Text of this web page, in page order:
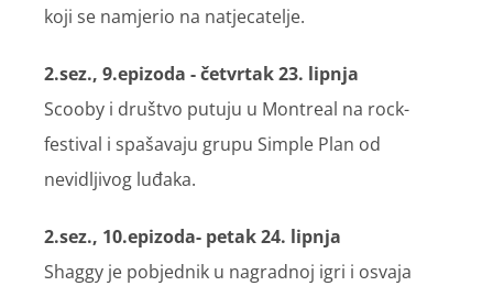
koji se namjerio na natjecatelje.
2.sez., 9.epizoda - četvrtak 23. lipnja
Scooby i društvo putuju u Montreal na rock-
festival i spašavaju grupu Simple Plan od
nevidljivog luđaka.
2.sez., 10.epizoda- petak 24. lipnja
Shaggy je pobjednik u nagradnoj igri i osvaja